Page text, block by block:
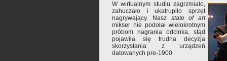
W wirtualnym studiu zagrzmiało,
zahuczało i ukatrupiło sprzęt
nagrywający. Nasz state of art
mikser nie podołał wielokrotnym
próbom nagrania odcinka, stąd
pojawiła się trudna decyzja
skorzystania z urządzeń
datowanych pre-1900.